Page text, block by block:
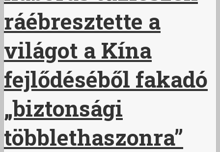
ráébresztette a
világot a Kína
fejlődéséből fakadó
„biztonsági
többlethaszonra”